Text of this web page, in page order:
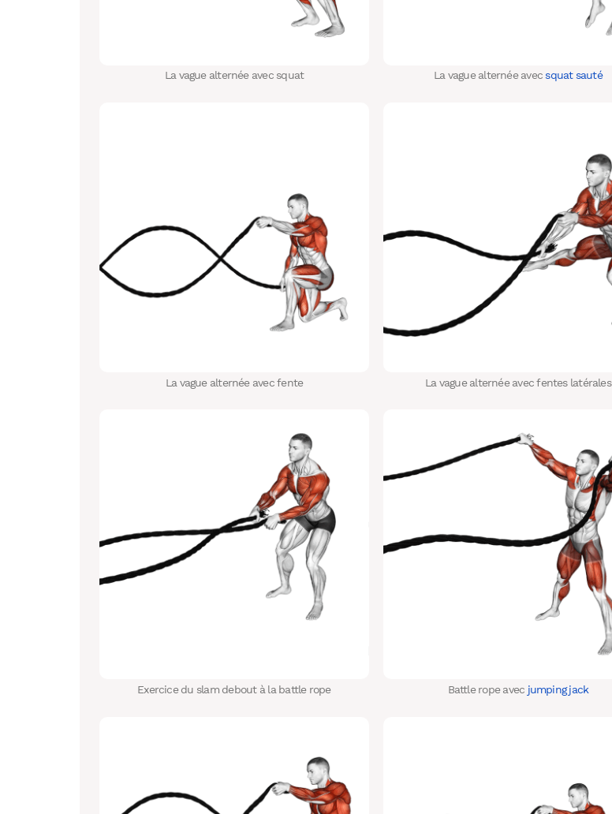
La vague alternée avec squat La vague alternée avecsquat sauté
La vague alternée avec fente La vague alternée avec fentes latérales
Exercice du slam debout à la battle rope Battle rope avec jumping jack